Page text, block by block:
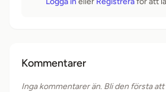
Kommentarer
Inga kommentarer än. Bli den första